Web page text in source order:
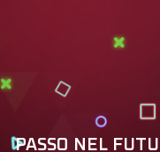
PASSO NEL